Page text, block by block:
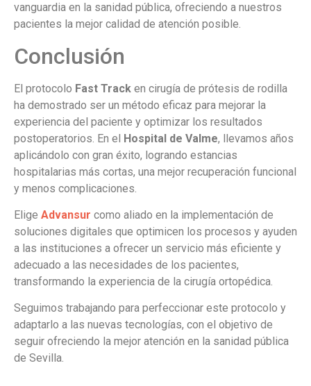
vanguardia en la sanidad pública, ofreciendo a nuestros
pacientes la mejor calidad de atención posible.
Conclusión
El protocolo Fast Track en cirugía de prótesis de rodilla
ha demostrado ser un método eficaz para mejorar la
experiencia del paciente y optimizar los resultados
postoperatorios. En el Hospital de Valme, llevamos años
aplicándolo con gran éxito, logrando estancias
hospitalarias más cortas, una mejor recuperación funcional
y menos complicaciones.
Elige Advansur como aliado en la implementación de
soluciones digitales que optimicen los procesos y ayuden
a las instituciones a ofrecer un servicio más eficiente y
adecuado a las necesidades de los pacientes,
transformando la experiencia de la cirugía ortopédica.
Seguimos trabajando para perfeccionar este protocolo y
adaptarlo a las nuevas tecnologías, con el objetivo de
seguir ofreciendo la mejor atención en la sanidad pública
de Sevilla.